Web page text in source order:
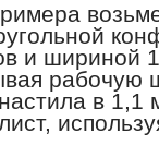
и шириной
рабочую
в 1,1